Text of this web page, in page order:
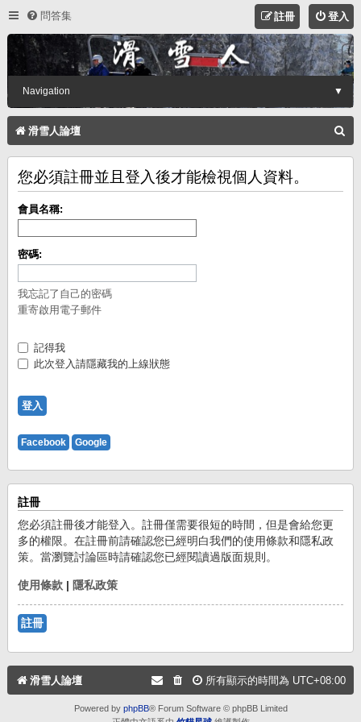
問答集 登入
註冊
Navigation ▼
滑雪人論壇
尋
您必須註冊並且登入後才能檢視個人資料。
會員名稱:
密碼:
我忘記了自己的密碼
重寄啟用電子郵件
記得我
此次登入請隱藏我的上線狀態
Facebook Google
註冊
您必須註冊後才能登入。註冊僅需要很短的時間，但是會給您更
多的權限。在註冊前請確認您已經明白我們的使用條款和隱私政
策。當瀏覽討論區時請確認您已經閱讀過版面規則。
使用條款 | 隱私政策
註冊
滑雪人論壇 所有顯示的時間為 UTC+08:00
Powered by phpBB® Forum Software © phpBB Limited